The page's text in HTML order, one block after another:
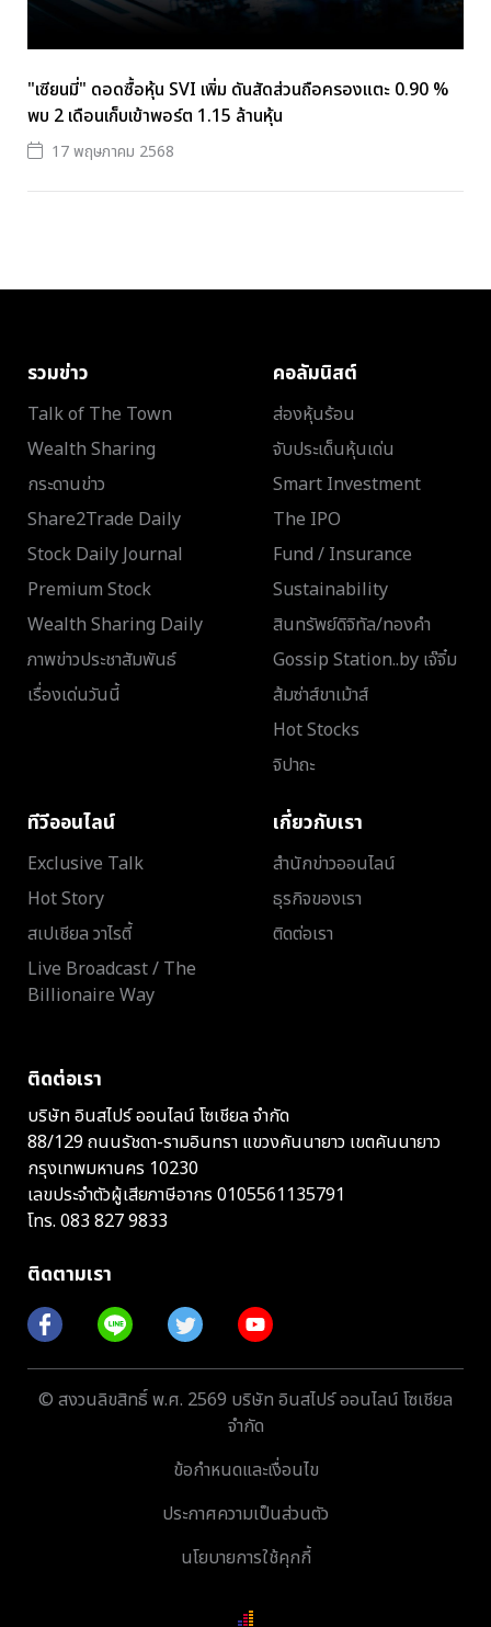
"เซียนมี่" ดอดซื้อหุ้น SVI เพิ่ม ดันสัดส่วนถือครองแตะ 0.90 %
พบ 2 เดือนเก็บเข้าพอร์ต 1.15 ล้านหุ้น
17 พฤษภาคม 2568
รวมข่าว
Talk of The Town
Wealth Sharing
กระดานข่าว
Share2Trade Daily
Stock Daily Journal
Premium Stock
Wealth Sharing Daily
ภาพข่าวประชาสัมพันธ์
เรื่องเด่นวันนี้
คอลัมนิสต์
ส่องหุ้นร้อน
จับประเด็นหุ้นเด่น
Smart Investment
The IPO
Fund / Insurance
Sustainability
สินทรัพย์ดิจิทัล/ทองคำ
Gossip Station..by เจ๊จิ๋ม
ส้มซ่าส์ขาเม้าส์
Hot Stocks
จิปาถะ
ทีวีออนไลน์
Exclusive Talk
Hot Story
สเปเชียล วาไรตี้
Live Broadcast / The
Billionaire Way
เกี่ยวกับเรา
สำนักข่าวออนไลน์
ธุรกิจของเรา
ติดต่อเรา
ติดต่อเรา
บริษัท อินสไปร์ ออนไลน์ โซเชียล จำกัด
88/129 ถนนรัชดา-รามอินทรา แขวงคันนายาว เขตคันนายาว
กรุงเทพมหานคร 10230
เลขประจำตัวผู้เสียภาษีอากร 0105561135791
โทร. 083 827 9833
ติดตามเรา
© สงวนลิขสิทธิ์ พ.ศ. 2569 บริษัท อินสไปร์ ออนไลน์ โซเชียล
จำกัด
ข้อกำหนดและเงื่อนไข
ประกาศความเป็นส่วนตัว
นโยบายการใช้คุกกี้